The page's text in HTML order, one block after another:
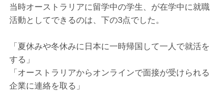
当時オーストラリアに留学中の学生、が在学中に就職
活動としてできるのは、下の3点でした。
「夏休みや冬休みに日本に一時帰国して一人で就活を
する」
「オーストラリアからオンラインで面接が受けられる
企業に連絡を取る」